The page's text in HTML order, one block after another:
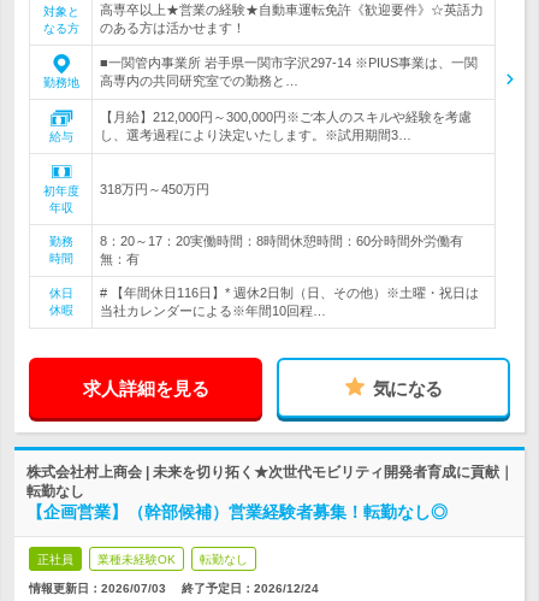
対象と
なる方
高専卒以上★営業の経験★自動車運転免許《歓迎要件》☆英語力
のある方は活かせます！
勤務地
■一関管内事業所 岩手県一関市字沢297-14 ※PIUS事業は、一関
高専内の共同研究室での勤務と…
給与
【月給】212,000円～300,000円※ご本人のスキルや経験を考慮
し、選考過程により決定いたします。※試用期間3…
初年度
年収
318万円～450万円
勤務
時間
8：20～17：20実働時間：8時間休憩時間：60分時間外労働有
無：有
休日
休暇
# 【年間休日116日】* 週休2日制（日、その他）※土曜・祝日は
当社カレンダーによる※年間10回程…
求人詳細を見る 気になる
株式会社村上商会 | 未来を切り拓く★次世代モビリティ開発者育成に貢献｜
転勤なし
【企画営業】（幹部候補）営業経験者募集！転勤なし◎
正社員 業種未経験OK 転勤なし
情報更新日：2026/07/03 終了予定日： 2026/12/24